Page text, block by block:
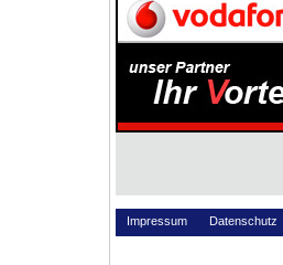
Impressum Datenschutz